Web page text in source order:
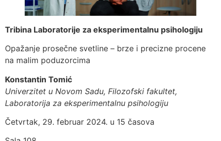
Tribina Laboratorije za eksperimentalnu psihologiju
Opažanje prosečne svetline – brze i precizne procene
na malim poduzorcima
Konstantin Tomić
Univerzitet u Novom Sadu, Filozofski fakultet,
Laboratorija za eksperimentalnu psihologiju
Četvrtak, 29. februar 2024. u 15 časova